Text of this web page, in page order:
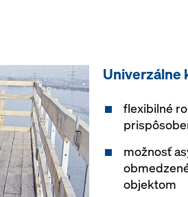
Univerzálne
flexibilné
možnosť
objektom